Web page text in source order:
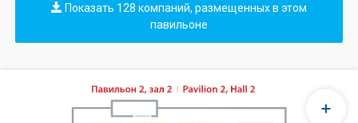
Показать 128 компаний, размещенных в этом
павильоне